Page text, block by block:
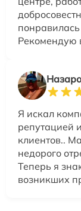
Рекомендую
Я искал
репутацией
клиентов..
недорого
Теперь я
возникших